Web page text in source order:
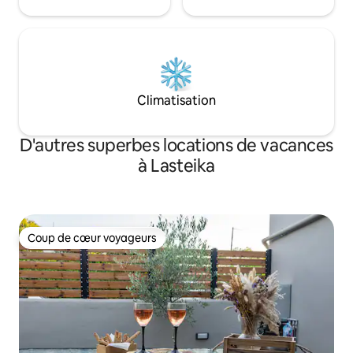
Climatisation
D'autres superbes locations de vacances
à Lasteika
Coup de cœur voyageurs
Coup de cœur voyageurs